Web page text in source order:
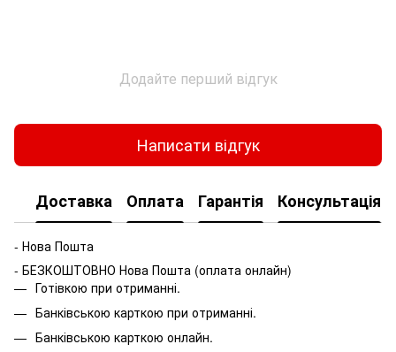
Додайте перший відгук
Написати відгук
Доставка Оплата Гарантія Консультація
- Нова Пошта
- БЕЗКОШТОВНО Нова Пошта (оплата онлайн)
Готівкою при отриманні.
Банківською карткою при отриманні.
Банківською карткою онлайн.